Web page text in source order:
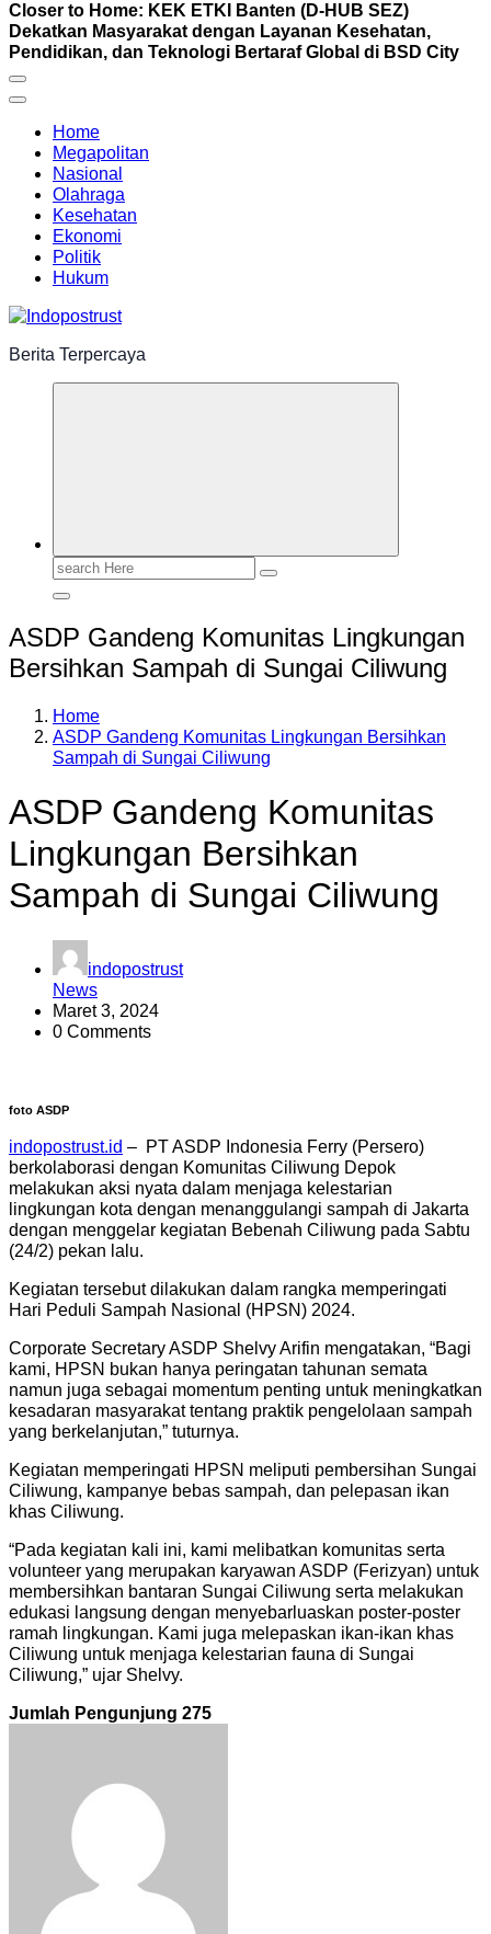
Closer to Home: KEK ETKI Banten (D-HUB SEZ)
Dekatkan Masyarakat dengan Layanan Kesehatan,
Pendidikan, dan Teknologi Bertaraf Global di BSD City
Home
Megapolitan
Nasional
Olahraga
Kesehatan
Ekonomi
Politik
Hukum
Berita Terpercaya
Search
ASDP Gandeng Komunitas Lingkungan
Bersihkan Sampah di Sungai Ciliwung
Home
ASDP Gandeng Komunitas Lingkungan Bersihkan
Sampah di Sungai Ciliwung
ASDP Gandeng Komunitas
Lingkungan Bersihkan
Sampah di Sungai Ciliwung
indopostrust
News
Maret 3, 2024
0 Comments
foto ASDP
indopostrust.id – PT ASDP Indonesia Ferry (Persero)
berkolaborasi dengan Komunitas Ciliwung Depok
melakukan aksi nyata dalam menjaga kelestarian
lingkungan kota dengan menanggulangi sampah di Jakarta
dengan menggelar kegiatan Bebenah Ciliwung pada Sabtu
(24/2) pekan lalu.
Kegiatan tersebut dilakukan dalam rangka memperingati
Hari Peduli Sampah Nasional (HPSN) 2024.
Corporate Secretary ASDP Shelvy Arifin mengatakan, “Bagi
kami, HPSN bukan hanya peringatan tahunan semata
namun juga sebagai momentum penting untuk meningkatkan
kesadaran masyarakat tentang praktik pengelolaan sampah
yang berkelanjutan,” tuturnya.
Kegiatan memperingati HPSN meliputi pembersihan Sungai
Ciliwung, kampanye bebas sampah, dan pelepasan ikan
khas Ciliwung.
“Pada kegiatan kali ini, kami melibatkan komunitas serta
volunteer yang merupakan karyawan ASDP (Ferizyan) untuk
membersihkan bantaran Sungai Ciliwung serta melakukan
edukasi langsung dengan menyebarluaskan poster-poster
ramah lingkungan. Kami juga melepaskan ikan-ikan khas
Ciliwung untuk menjaga kelestarian fauna di Sungai
Ciliwung,” ujar Shelvy.
Jumlah Pengunjung 275